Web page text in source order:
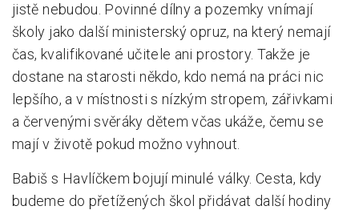
jistě nebudou. Povinné dílny a pozemky vnímají
školy jako další ministerský opruz, na který nemají
čas, kvalifikované učitele ani prostory. Takže je
dostane na starosti někdo, kdo nemá na práci nic
lepšího, a v místnosti s nízkým stropem, zářivkami
a červenými svěráky dětem včas ukáže, čemu se
mají v životě pokud možno vyhnout.
Babiš s Havlíčkem bojují minulé války. Cesta, kdy
budeme do přetížených škol přidávat další hodiny